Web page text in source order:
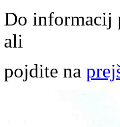
Do informacij
ali
pojdite na